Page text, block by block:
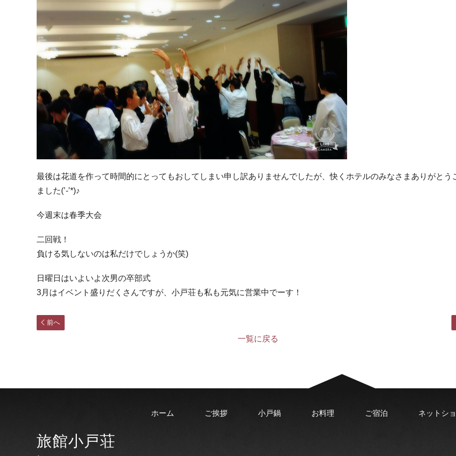
最後は花道を作って時間的にとってもおしてしまい申し訳ありませんでしたが、快くホテルのみなさまありがとう
ました(’-’*)♪
今週末は春季大会
二回戦！
負ける気しないのは私だけでしょうか(笑)
日曜日はいよいよ次男の卒部式
3月はイベント盛りだくさんですが、小戸荘も私も元気に営業中でーす！
前へ
一覧に戻る
ホーム ご挨拶 小戸鍋 お料理 ご宿泊 ネットシ
旅館小戸荘